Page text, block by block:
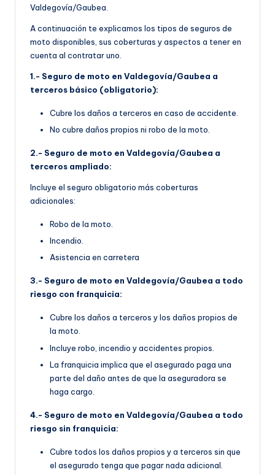
Valdegovía/Gaubea.
A continuación te explicamos los tipos de seguros de
moto disponibles, sus coberturas y aspectos a tener en
cuenta al contratar uno.
1.- Seguro de moto en Valdegovía/Gaubea a
terceros básico (obligatorio):
Cubre los daños a terceros en caso de accidente.
No cubre daños propios ni robo de la moto.
2.- Seguro de moto en Valdegovía/Gaubea a
terceros ampliado:
Incluye el seguro obligatorio más coberturas
adicionales:
Robo de la moto.
Incendio.
Asistencia en carretera
3.- Seguro de moto en Valdegovía/Gaubea a todo
riesgo con franquicia:
Cubre los daños a terceros y los daños propios de
la moto.
Incluye robo, incendio y accidentes propios.
La franquicia implica que el asegurado paga una
parte del daño antes de que la aseguradora se
haga cargo.
4.- Seguro de moto en Valdegovía/Gaubea a todo
riesgo sin franquicia:
Cubre todos los daños propios y a terceros sin que
el asegurado tenga que pagar nada adicional.